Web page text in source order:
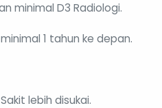
minimal D3 Radiologi.
1 tahun ke depan.
lebih disukai.